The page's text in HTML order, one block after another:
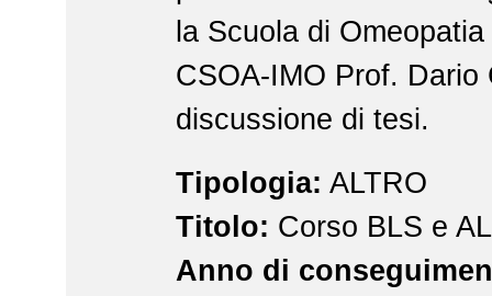
la Scuola di
CSOA-IMO Prof. Dario
discussione di tesi.
Tipologia: ALTRO
Titolo: Corso BLS e
Anno di